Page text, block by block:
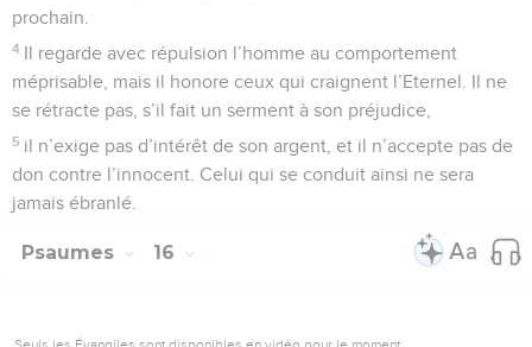
prochain.
4 Il regarde avec répulsion l’homme au comportement
méprisable, mais il honore ceux qui craignent l’Eternel. Il ne
se rétracte pas, s’il fait un serment à son préjudice,
5 il n’exige pas d’intérêt de son argent, et il n’accepte pas de
don contre l’innocent. Celui qui se conduit ainsi ne sera
jamais ébranlé.
Psaumes 16